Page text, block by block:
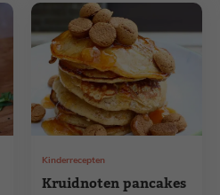
Kruidnoten pancakes
Kinderrecepten